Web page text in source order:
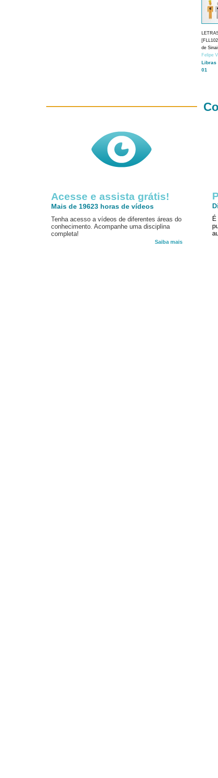
de
Felipe
Libras
01
Acesse e assista grátis!
Mais de 19623 horas de vídeos
Tenha acesso a vídeos de diferentes áreas do
conhecimento. Acompanhe uma disciplina
completa!
Saiba mais